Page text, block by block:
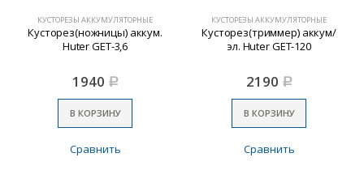
КУСТОРЕЗЫ АККУМУЛЯТОРНЫЕ
Кусторез(ножницы) аккум.
Huter GET-3,6
1940 Р
В КОРЗИНУ
Сравнить
КУСТОРЕЗЫ АККУМУЛЯТОРНЫЕ
Кусторез(триммер) аккум/
эл. Huter GET-120
2190 Р
В КОРЗИНУ
Сравнить